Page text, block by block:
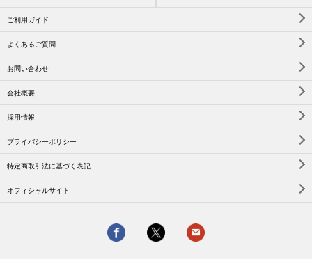
ご利用ガイド
よくあるご質問
お問い合わせ
会社概要
採用情報
プライバシーポリシー
特定商取引法に基づく表記
オフィシャルサイト